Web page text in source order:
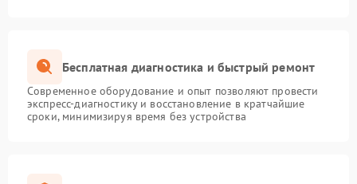
Бесплатная диагностика и быстрый ремонт
Современное оборудование и опыт позволяют провести
экспресс-диагностику и восстановление в кратчайшие
сроки, минимизируя время без устройства